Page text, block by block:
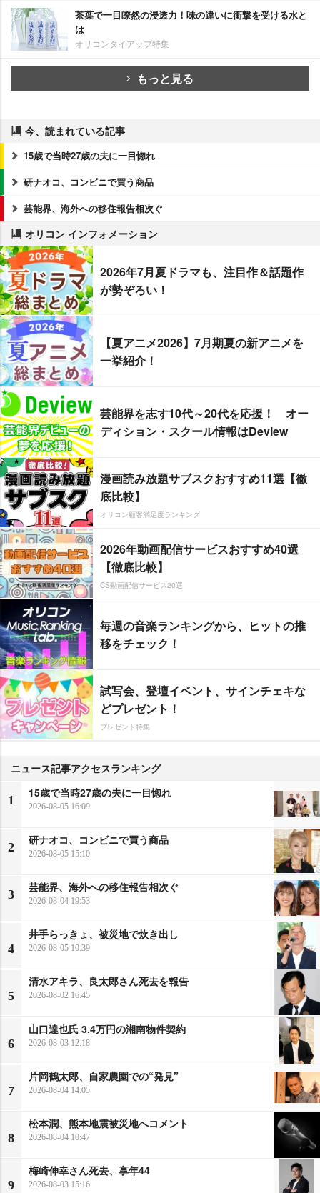
茶葉で一目瞭然の浸透力！味の違いに衝撃を受ける水と
は
オリコンタイアップ特集
もっと見る
今、読まれている記事
15歳で当時27歳の夫に一目惚れ
研ナオコ、コンビニで買う商品
芸能界、海外への移住報告相次ぐ
オリコン インフォメーション
2026年7月夏ドラマも、注目作＆話題作
が勢ぞろい！
【夏アニメ2026】7月期夏の新アニメを
一挙紹介！
芸能界を志す10代～20代を応援！ オー
ディション・スクール情報はDeview
漫画読み放題サブスクおすすめ11選【徹
底比較】
オリコン顧客満足度ランキング
2026年動画配信サービスおすすめ40選
【徹底比較】
CS動画配信サービス20選
毎週の音楽ランキングから、ヒットの推
移をチェック！
試写会、登壇イベント、サインチェキな
どプレゼント！
プレゼント特集
ニュース記事アクセスランキング
1
15歳で当時27歳の夫に一目惚れ
2026-08-05 16:09
2
研ナオコ、コンビニで買う商品
2026-08-05 15:10
3
芸能界、海外への移住報告相次ぐ
2026-08-04 19:53
4
井手らっきょ、被災地で炊き出し
2026-08-05 10:39
5
清水アキラ、良太郎さん死去を報告
2026-08-02 16:45
6
山口達也氏 3.4万円の湘南物件契約
2026-08-03 12:18
7
片岡鶴太郎、自家農園での“発見”
2026-08-04 14:05
8
松本潤、熊本地震被災地へコメント
2026-08-04 10:47
9
梅崎伸幸さん死去、享年44
2026-08-03 15:16